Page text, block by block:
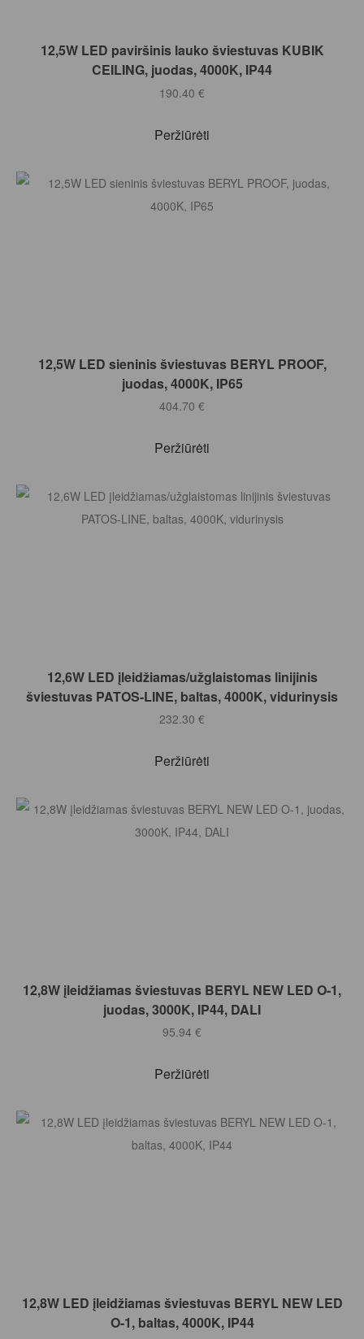
Į KREPŠELĮ
12,5W LED paviršinis lauko šviestuvas KUBIK
CEILING, juodas, 4000K, IP44
190.40 €
Peržiūrėti
Į KREPŠELĮ
12,5W LED sieninis šviestuvas BERYL PROOF,
juodas, 4000K, IP65
404.70 €
Peržiūrėti
Į KREPŠELĮ
12,6W LED įleidžiamas/užglaistomas linijinis
šviestuvas PATOS-LINE, baltas, 4000K, vidurinysis
232.30 €
Peržiūrėti
Į KREPŠELĮ
12,8W įleidžiamas šviestuvas BERYL NEW LED O-1,
juodas, 3000K, IP44, DALI
95.94 €
Peržiūrėti
Į KREPŠELĮ
12,8W LED įleidžiamas šviestuvas BERYL NEW LED
O-1, baltas, 4000K, IP44